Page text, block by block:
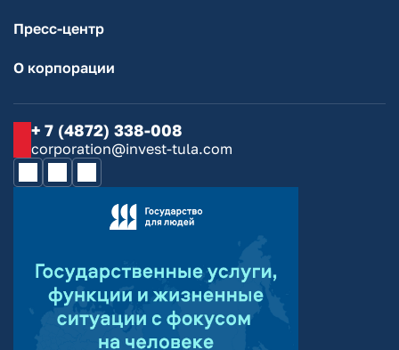
Пресс-центр
О корпорации
+ 7 (4872) 338-008
corporation@invest-tula.com